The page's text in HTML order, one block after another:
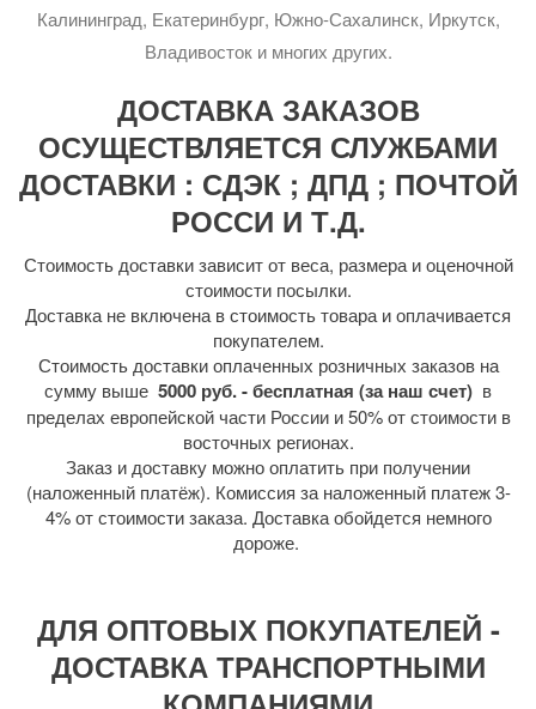
Калининград, Екатеринбург, Южно-Сахалинск, Иркутск,
Владивосток и многих других.
ДОСТАВКА ЗАКАЗОВ
ОСУЩЕСТВЛЯЕТСЯ СЛУЖБАМИ
ДОСТАВКИ : СДЭК ; ДПД ; ПОЧТОЙ
РОССИ И Т.Д.
Стоимость доставки зависит от веса, размера и оценочной
стоимости посылки.
Доставка не включена в стоимость товара и оплачивается
покупателем.
Стоимость доставки оплаченных розничных заказов на
сумму выше 5000 руб. - бесплатная (за наш счет) в
пределах европейской части России и 50% от стоимости в
восточных регионах.
Заказ и доставку можно оплатить при получении
(наложенный платёж). Комиссия за наложенный платеж 3-
4% от стоимости заказа. Доставка обойдется немного
дороже.
ДЛЯ ОПТОВЫХ ПОКУПАТЕЛЕЙ -
ДОСТАВКА ТРАНСПОРТНЫМИ